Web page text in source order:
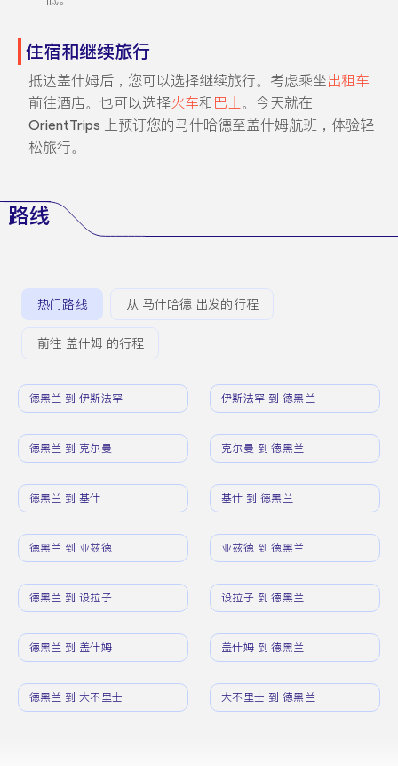
住宿和继续旅行
抵达盖什姆后，您可以选择继续旅行。考虑乘坐出租车
前往酒店。也可以选择火车和 巴士。今天就在
OrientTrips 上预订您的马什哈德至盖什姆航班，体验轻
松旅行。
路线
热门路线 从 马什哈德 出发的行程
前往 盖什姆 的行程
德黑兰 到 伊斯法罕 伊斯法罕 到 德黑兰
德黑兰 到 克尔曼 克尔曼 到 德黑兰
德黑兰 到 基什 基什 到 德黑兰
德黑兰 到 亚兹德 亚兹德 到 德黑兰
德黑兰 到 设拉子 设拉子 到 德黑兰
德黑兰 到 盖什姆 盖什姆 到 德黑兰
德黑兰 到 大不里士 大不里士 到 德黑兰